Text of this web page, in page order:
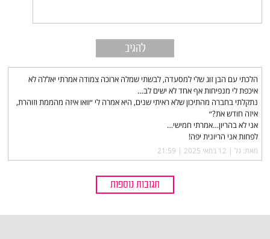
הלכתי עם הבן זוג שלי למסעדה, לבשתי שמלה ארוכה צמודה אמרתי יאללה לא
איכפת לי מנפיחות אף אחד לא ישים לב…
נתקלתי בחברה מהתיכון שלא ראיתי שנים, היא אמרה לי ״וואו איזה מהממת וזוהרת,
איזה חודש את?״
אני לא בהריון…אמרתי חמישי…
לפחות אני הריונית יפה!
מאת: גל |‏ 12 במאי 2025 | 21:59
תגובות נוספות